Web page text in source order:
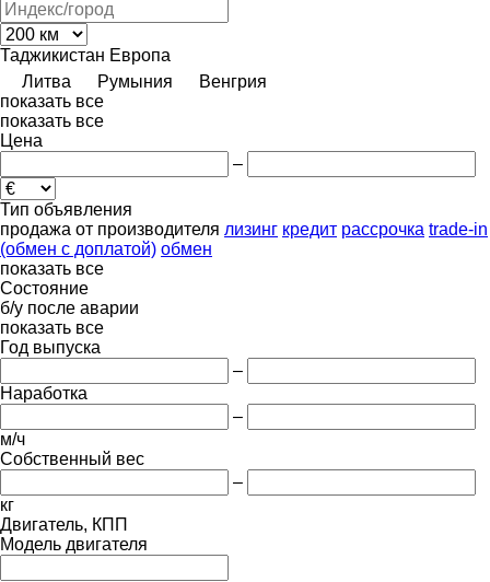
Таджикистан Европа
Литва
Румыния
Венгрия
показать все
показать все
Цена
–
Тип объявления
продажа от производителя лизинг кредит рассрочка trade-in
(обмен с доплатой) обмен
показать все
Состояние
б/у после аварии
показать все
Год выпуска
–
Наработка
–
м/ч
Собственный вес
–
кг
Двигатель, КПП
Модель двигателя